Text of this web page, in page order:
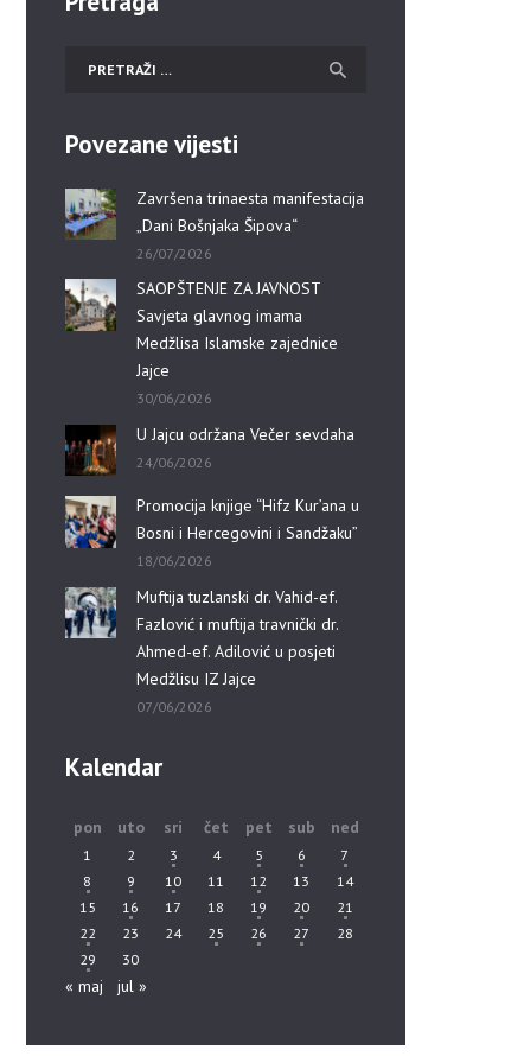
Povezane vijesti
Završena trinaesta manifestacija
„Dani Bošnjaka Šipova“
26/07/2026
SAOPŠTENJE ZA JAVNOST
Savjeta glavnog imama
Medžlisa Islamske zajednice
Jajce
30/06/2026
U Jajcu održana Večer sevdaha
24/06/2026
Promocija knjige “Hifz Kur’ana u
Bosni i Hercegovini i Sandžaku”
18/06/2026
Muftija tuzlanski dr. Vahid-ef.
Fazlović i muftija travnički dr.
Ahmed-ef. Adilović u posjeti
Medžlisu IZ Jajce
07/06/2026
Kalendar
pon uto sri čet pet sub ned
1 2 3 4 5 6
7
8
9 10 11 12 13
14
15
16 17 18 19 20
21
22
23 24 25 26 27
28
29
30
« maj jul »